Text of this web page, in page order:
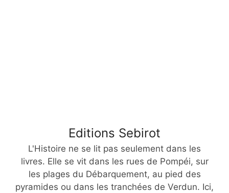
Editions Sebirot
L'Histoire ne se lit pas seulement dans les
livres. Elle se vit dans les rues de Pompéi, sur
les plages du Débarquement, au pied des
pyramides ou dans les tranchées de Verdun. Ici,